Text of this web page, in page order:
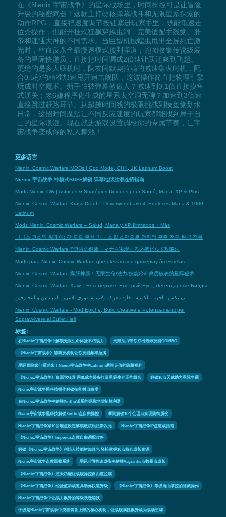
在《Nienix:宇宙战争》的星际战场里，时间操控可是让冒险
升级的秘密武器！这款主打硬核弹幕战斗和无限星系探索的
动作RPG，直接把速度调节按钮塞进玩家手里，既能龟速走
位秀操作，也能开挂式狂飙穿越虫洞，完美适配手残党、肝
帝和速通大神的不同需求。当巨型机械蠕虫甩出全屏死亡激
光时，丝血反杀全靠慢速模式预判弹道；跑图收集传说级装
备的星际快递员，直接把时间调成2倍速让跃迁爽到飞起。
更绝的是多人联机时，队友间默契拉满的减速集火时机，配
合0.5秒的精准加速甩开追击舰队，这波操作简直把物理引擎
玩成时空魔术。新手怕被弹幕教做人？减速到0.1倍直接摸鱼
式通关；老6嫌程序化生成的星系太空洞无聊？加速到3倍速
直接跳过赶路环节。从超越时间线的极限挑战到摸鱼党划水
日常，这招时间魔法让不同反应速度的玩家都能找到属于自
己的星际浪漫。现在就进游戏设置调校你的专属节奏，让宇
宙战争变成你的私人舞池！
更多语言
Nienix: Cosmic Warfare MODs | God Mode, OHK, 1K Latinum Boost
Nienix:宇宙战争 神模式BUFF解锁 弹幕地狱丝滑连招指南
Mods Nienix: CW | Astuces & Stratégies Uniques pour Santé, Mana, XP & Plus
Nienix: Cosmic Warfare Krass Drauf – Unverwundbarkeit, Endloses Mana & 1000
Latinum
Mods Nienix: Cosmic Warfare – Salud, Mana y XP Ilimitados + Más
니닉스 코스믹 워페어: 갓 모드·무한 마나·스킬 스팸으로 전략적 우주 전투 완벽 정복
Nienix: Cosmic Warfareで無限の健康・マナを実現する必携ビルド攻略法
Mods para Nienix: Cosmic Warfare que elevam seu gameplay às estrelas
Nienix: Cosmic Warfare 爆肝神器！无限生命/法力/技能冷却爽度破表的星际秘术
Nienix: Cosmic Warfare Хаки | Бессмертие, Быстрый Буст, Легендарные Билды
نيينيكس: الحرب الكونية - خلود معركة ولاتينوم فوري للاعبين المبتدئين والمحترفين
Nienix: Cosmic Warfare - Mod Epiche, Build Creative e Potenziamenti per
Sopravvivere al Bullet Hell
标签:
在Nienix:宇宙战争中解锁无限生命体验不朽战力 无限法力带你打出最炫技能COMBO
《Nienix宇宙战争》黑科技机制让你技能频率拉满
星际冒险家们看过来！Nienix宇宙战争中Latinum瞬间充值的隐藏福利
《Nienix:宇宙战争》资源党狂喜 用低成本装备打造星际生存王炸组合 解锁10点天赋助力星际争霸
Nienix宇宙战争黑科技操作解锁技能树自由度
在Nienix:宇宙战争中解锁Xinthu派系的弹幕地狱制胜利器
Nienix宇宙战争黑科技解锁Xinthu点自由操控 瞬间解锁10个公理点实现防御质变
Nienix:宇宙战争减10公理点设定解锁硬核玩法新次元 Nienix:宇宙战争IP点速成指南
《Nienix:宇宙战争》Imperius点数自由调配攻略
解锁《Nienix:宇宙战争》创始人技能树加速包 轻松掌握10点核心成长资源
Nienix宇宙战争点数回收系统 星际老司机速成指南解锁Vagrantis点数暴击成长
《Nienix:宇宙战争》逆天功能让战舰操控自由度拉满
《Nienix:宇宙战争》经验值加成道具助你快速升级 《Nienix:宇宙战争》等级自由掌控的隐藏操作
Nienix:宇宙战争中让战力飙升的等级跃迁秘技
子级是Nienix宇宙战争中突破装备上限的核心机制，让战舰属性飙升成为战场王牌